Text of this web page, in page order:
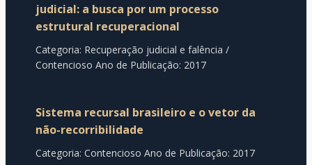
judicial: a busca por um processo
estrutural recuperacional
Categoria: Recuperação judicial e falência /
Contencioso Ano de Publicação: 2017
Sistema recursal brasileiro e o vetor da
não-recorribilidade
Categoria: Contencioso Ano de Publicação: 2017